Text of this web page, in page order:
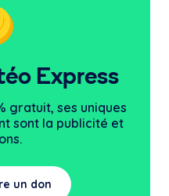
Express
gratuit, ses uniques
sont la publicité et
un don